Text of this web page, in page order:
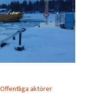
Offentliga aktörer